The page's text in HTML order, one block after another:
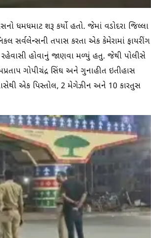
ધમધમાટ શરૂ કર્યો હતો. જેમાં વડોદરા જિલ્લા
સર્વલેન્સની તપાસ કરતા એક કેમેરામાં ફાયરીંગ
રહેવાસી હોવાનું જાણવા મળ્યું હતુ. જેથી પોલીસે
ગોપીચંદ્ર સિંઘ અને ગુનાહીત ઇતીહાસ
એક પિસ્તોલ, 2 મેગેઝીન અને 10 કારતુસ